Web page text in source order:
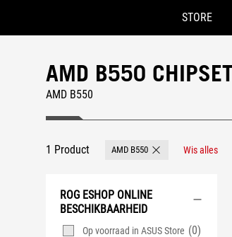
Accessibility links
STORE
AMD B550
AMD B550
1 Product AMD B550 Remove AMD B550
Wis alles
ROG ESHOP ONLINE
BESCHIKBAARHEID
Op voorraad in ASUS Store (0)